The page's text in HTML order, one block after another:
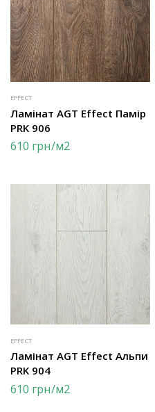
EFFECT
Ламінат AGT Effect Памір
PRK 906
610 грн/м2
EFFECT
Ламінат AGT Effect Альпи
PRK 904
610 грн/м2